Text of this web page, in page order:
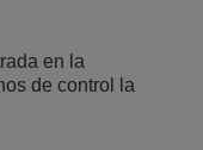
en la
de control la